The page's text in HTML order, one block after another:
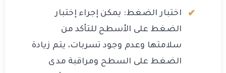
اختبار الضغط: يمكن إجراء إختبار
الضغط على الأسطح للتأكد من
سلامتها وعدم وجود تسربات، يتم زيادة
الضغط على السطح ومراقبة مدى